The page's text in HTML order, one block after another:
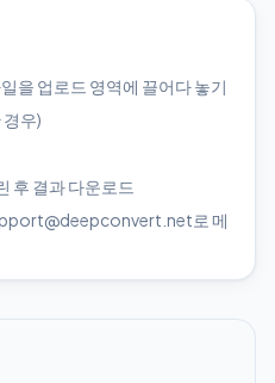
을 업로드 영역에 끌어다 놓기
우)
후 결과 다운로드
로 메